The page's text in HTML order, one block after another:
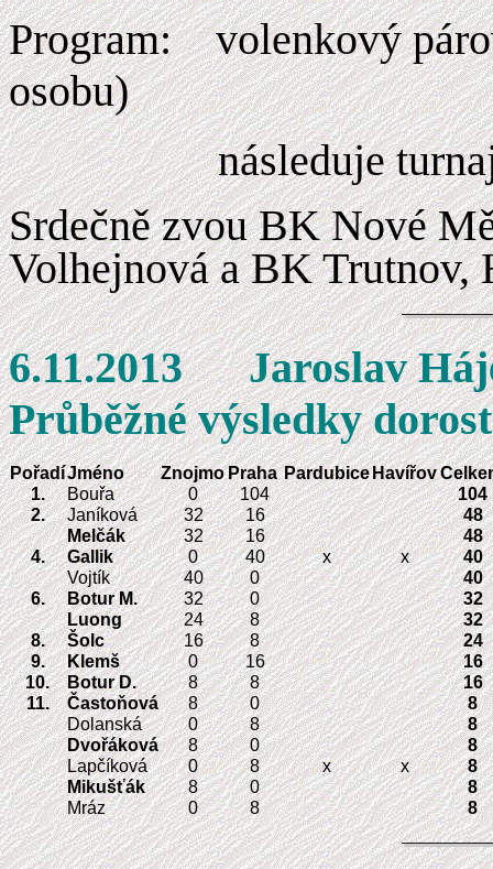
Program:
volenkový
osobu)
následuje
Srdečně zvou BK Nové
Volhejnová a BK Trutnov,
6.11.2013
Průběžné výsledky
PořadíJméno ZnojmoPraha PardubiceHavířov
1.
Bouřa 0 104
104
2.
Janíková 32 16
48
Melčák
32 16
48
4.
Gallik 0 40 x x
40
Vojtík
40 0
40
6.
Botur M. 32 0
32
Luong
24 8
32
8.
Šolc 16 8
24
9.
Klemš 0 16
16
10.
Botur D. 8 8
16
11.
Častoňová 8 0
8
Dolanská
0 8
8
Dvořáková
8 0
8
Lapčíková
0 8 x x
8
Mikušťák
8 0
8
Mráz
0 8 8